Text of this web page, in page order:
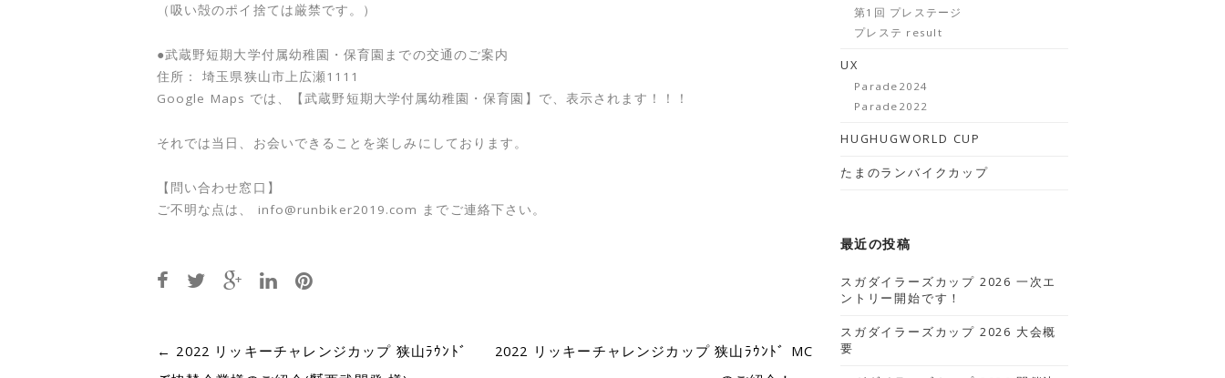
（吸い殻のポイ捨ては厳禁です。）
●武蔵野短期大学付属幼稚園・保育園までの交通のご案内
住所： 埼玉県狭山市上広瀬1111
Google Maps では、【武蔵野短期大学付属幼稚園・保育園】で、表示されます！！！
それでは当日、お会いできることを楽しみにしております。
【問い合わせ窓口】
ご不明な点は、 info@runbiker2019.com までご連絡下さい。
Post
← 2022 リッキーチャレンジカップ 狭山ﾗｳﾝﾄﾞ
2022 リッキーチャレンジカップ 狭山ﾗｳﾝﾄﾞ MC
第1回 プレステージ
プレステ result
UX
Parade2024
Parade2022
HUGHUGWORLD CUP
たまのランバイクカップ
最近の投稿
スガダイラーズカップ 2026 一次エ
ントリー開始です！
スガダイラーズカップ 2026 大会概
要